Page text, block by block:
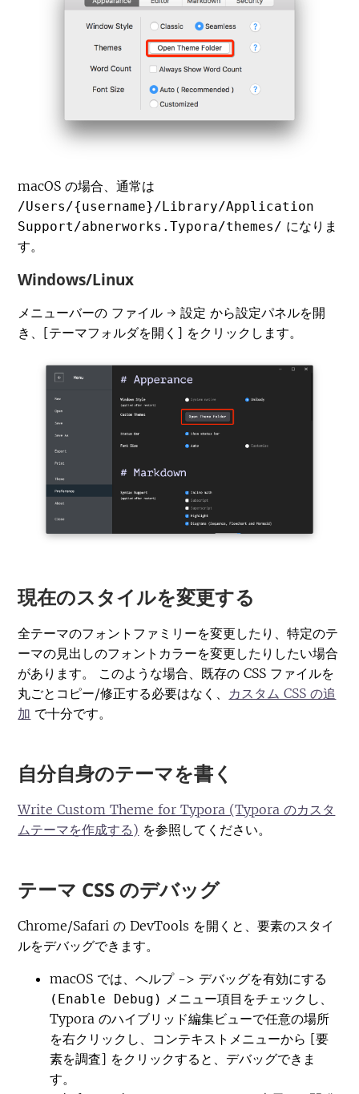
macOS の場合、通常は
/Users/{username}/Library/Application
Support/abnerworks.Typora/themes/ になりま
す。
Windows/Linux
メニューバーの ファイル →設定 から設定パネルを開
き、[テーマフォルダを開く] をクリックします。
現在のスタイルを変更する
全テーマのフォントファミリーを変更したり、特定のテ
ーマの見出しのフォントカラーを変更したりしたい場合
があります。 このような場合、既存の CSS ファイルを
丸ごとコピー/修正する必要はなく、 カスタム CSS の追
加 で十分です。
自分自身のテーマを書く
Write Custom Theme for Typora (Typora のカスタ
ムテーマを作成する) を参照してください。
テーマ CSS のデバッグ
Chrome/Safari の DevTools を開くと、要素のスタイ
ルをデバッグできます。
macOS では、ヘルプ-> デバッグを有効にする
(Enable Debug)
メニュー項目をチェックし、
Typora のハイブリッド編集ビューで任意の場所
を右クリックし、コンテキストメニューから [要
素を調査] をクリックすると、デバッグできま
す。